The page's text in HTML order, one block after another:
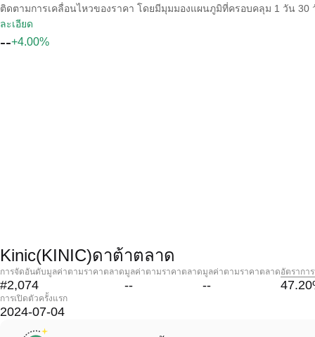
ติดตามการเคลื่อนไหวของราคา โดยมีมุมมองแผนภูมิที่ครอบคลุม 1 วัน 30
ละเอียด
--+4.00%
Kinic(KINIC)ดาต้าตลาด
การจัดอันดับมูลค่าตามราคาตลาด
#2,074
มูลค่าตามราคาตลาด
--
มูลค่าตามราคาตลาด
--
อัตรากา
47.20
การเปิดตัวครั้งแรก
2024-07-04